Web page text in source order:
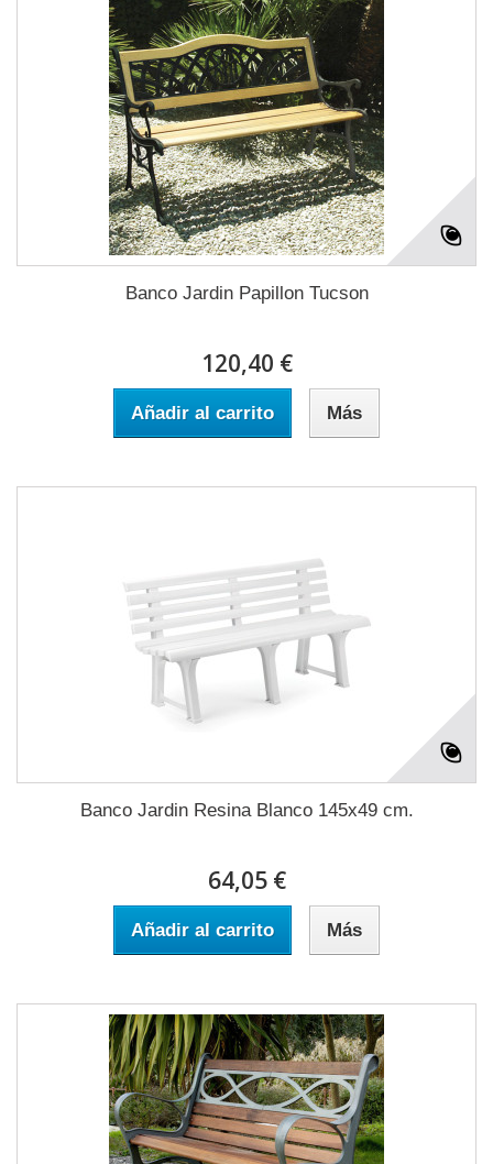
Banco Jardin Papillon Tucson
120,40 €
Añadir al carrito Más
Banco Jardin Resina Blanco 145x49 cm.
64,05 €
Añadir al carrito Más